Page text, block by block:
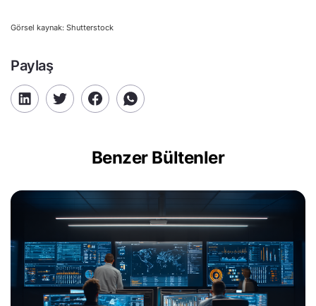
Görsel kaynak: Shutterstock
Paylaş
Benzer Bültenler